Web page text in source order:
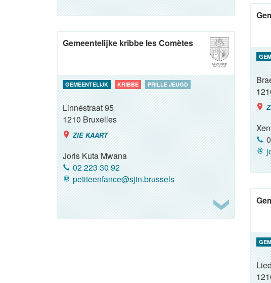
Gemeentelijke kribbe les Comètes
GEMEENTELIJK KRIBBE PRILLE JEUGD
Linnéstraat 95
1210Bruxelles
ZIE KAART
Joris Kuta Mwana
02 223 30 92
petiteenfance@sjtn.brussels